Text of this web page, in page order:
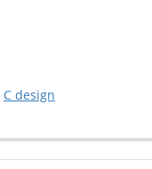
C design